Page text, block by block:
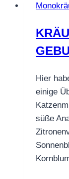
Hier
einige
süße